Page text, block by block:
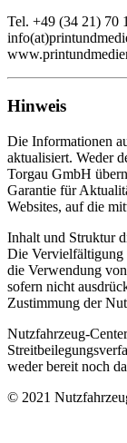
Tel. +49 (34 21) 70
Hinweis
Die Informationen
aktualisiert. Weder
Torgau GmbH
Garantie für
Websites, auf die
Inhalt und Struktur
Die Vervielfältigung
die Verwendung
sofern nicht
Zustimmung der
Nutzfahrzeug-
weder bereit noch
© 2021